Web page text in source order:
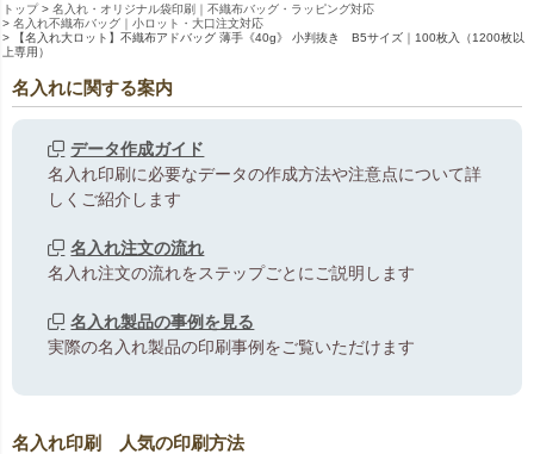
トップ
名入れ・オリジナル袋印刷｜不織布バッグ・ラッピング対応
名入れ不織布バッグ｜小ロット・大口注文対応
【名入れ大ロット】不織布アドバッグ 薄手《40g》 小判抜き B5サイズ｜100枚入（1200枚以
上専用）
名入れに関する案内
データ作成ガイド
名入れ印刷に必要なデータの作成方法や注意点について詳
しくご紹介します
名入れ注文の流れ
名入れ注文の流れをステップごとにご説明します
名入れ製品の事例を見る
実際の名入れ製品の印刷事例をご覧いただけます
名入れ印刷 人気の印刷方法